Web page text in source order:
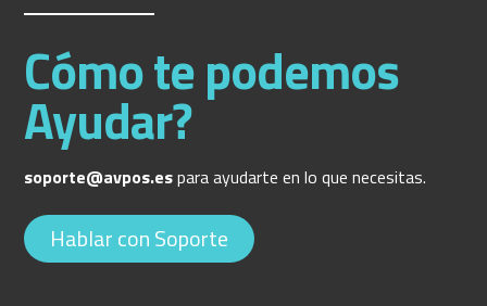
Cómo te podemos
Ayudar?
soporte@avpos.espara ayudarte en lo que necesitas.
Hablar con Soporte